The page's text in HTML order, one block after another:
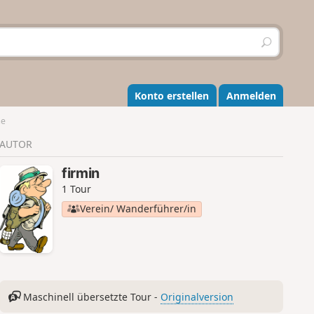
S
u
h
e
n
Konto erstellen Anmelden
AUTOR
firmin
1 Tour
Verein/ Wanderführer/in
Maschinell übersetzte Tour - Originalversion